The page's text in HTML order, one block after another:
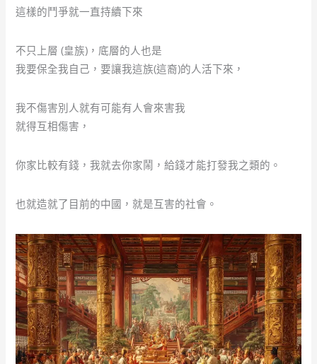
這樣的鬥爭就一直持續下來
不只上層 (皇族)，底層的人也是
我要保全我自己，要讓我這族(這裔)的人活下來，
我不傷害別人就有可能有人會來害我
就得互相傷害，
你家比較有錢，我就去你家鬧，給錢才能打發我之類的。
也就造就了目前的中國，就是互害的社會。